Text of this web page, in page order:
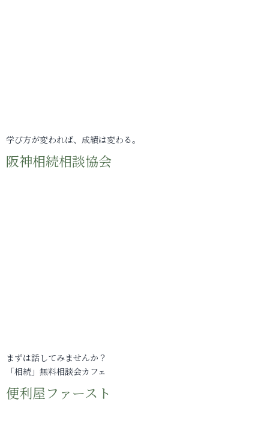
学び方が変われば、成績は変わる。
阪神相続相談協会
まずは話してみませんか？
「相続」無料相談会カフェ
便利屋ファースト